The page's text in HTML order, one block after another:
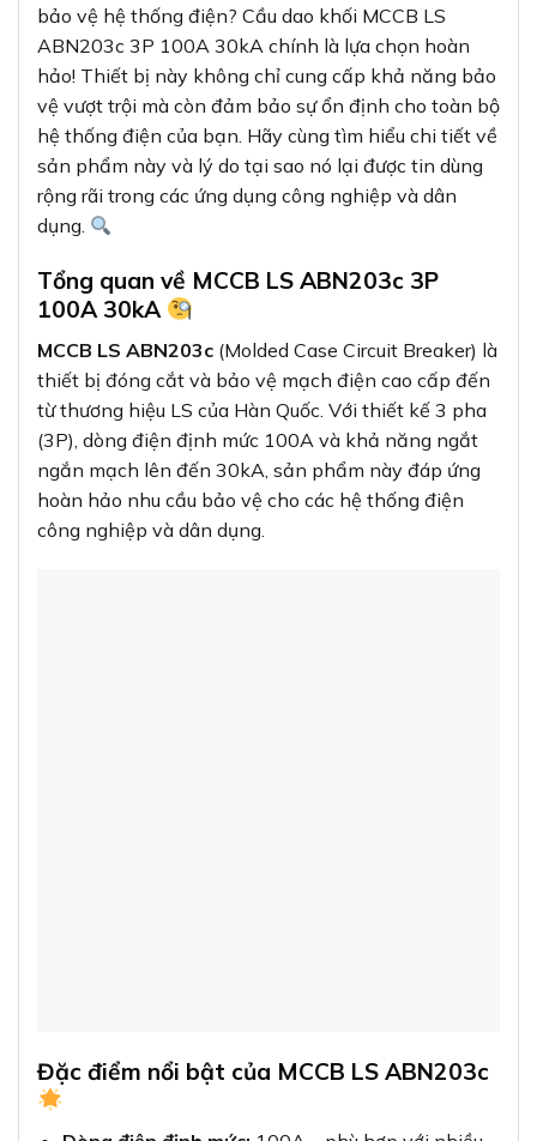
bảo vệ hệ thống điện? Cầu dao khối MCCB LS
ABN203c 3P 100A 30kA chính là lựa chọn hoàn
hảo! Thiết bị này không chỉ cung cấp khả năng bảo
vệ vượt trội mà còn đảm bảo sự ổn định cho toàn bộ
hệ thống điện của bạn. Hãy cùng tìm hiểu chi tiết về
sản phẩm này và lý do tại sao nó lại được tin dùng
rộng rãi trong các ứng dụng công nghiệp và dân
dụng.
Tổng quan về MCCB LS ABN203c 3P
100A 30kA
MCCB LS ABN203c (Molded Case Circuit Breaker) là
thiết bị đóng cắt và bảo vệ mạch điện cao cấp đến
từ thương hiệu LS của Hàn Quốc. Với thiết kế 3 pha
(3P), dòng điện định mức 100A và khả năng ngắt
ngắn mạch lên đến 30kA, sản phẩm này đáp ứng
hoàn hảo nhu cầu bảo vệ cho các hệ thống điện
công nghiệp và dân dụng.
Đặc điểm nổi bật của MCCB LS ABN203c